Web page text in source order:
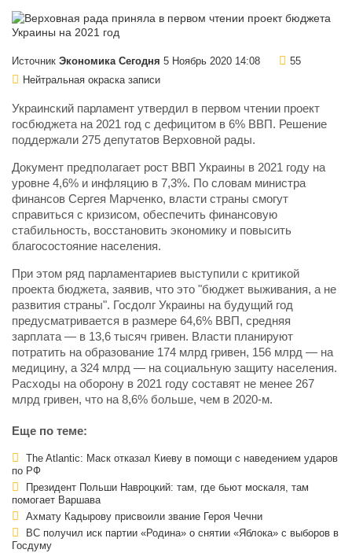
Источник Экономика Сегодня 5 Ноябрь 2020 14:08
55
Нейтральная окраска записи
Украинский парламент утвердил в первом чтении проект
госбюджета на 2021 год с дефицитом в 6% ВВП. Решение
поддержали 275 депутатов Верховной рады.
Документ предполагает рост ВВП Украины в 2021 году на
уровне 4,6% и инфляцию в 7,3%. По словам министра
финансов Сергея Марченко, власти страны смогут
справиться с кризисом, обеспечить финансовую
стабильность, восстановить экономику и повысить
благосостояние населения.
При этом ряд парламентариев выступили с критикой
проекта бюджета, заявив, что это "бюджет выживания, а не
развития страны". Госдолг Украины на будущий год
предусматривается в размере 64,6% ВВП, средняя
зарплата — в 13,6 тысяч гривен. Власти планируют
потратить на образование 174 млрд гривен, 156 млрд — на
медицину, а 324 млрд — на социальную защиту населения.
Расходы на оборону в 2021 году составят не менее 267
млрд гривен, что на 8,6% больше, чем в 2020-м.
Еще по теме:
The Atlantic: Маск отказал Киеву в помощи с наведением ударов
по РФ
Президент Польши Навроцкий: там, где бьют москаля, там
помогает Варшава
Ахмату Кадырову присвоили звание Героя Чечни
ВС получил иск партии «Родина» о снятии «Яблока» с выборов в
Госдуму